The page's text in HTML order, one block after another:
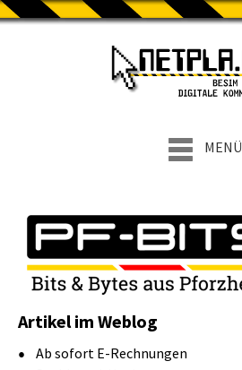
MENÜ
Artikel im Weblog
Ab sofort E-Rechnungen